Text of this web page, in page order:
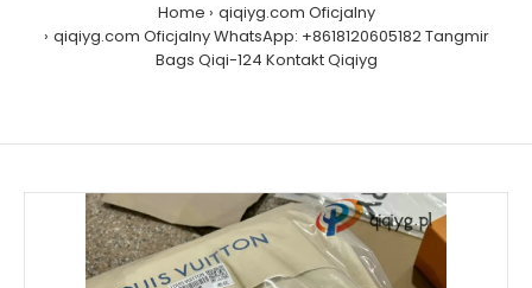
Home
qiqiyg.com Oficjalny
qiqiyg.com Oficjalny WhatsApp: +8618120605182 Tangmir
Bags Qiqi-124 Kontakt Qiqiyg